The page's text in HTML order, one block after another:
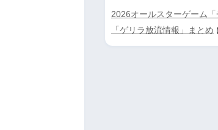
2026オールスターゲーム「
「ゲリラ放流情報」まとめ